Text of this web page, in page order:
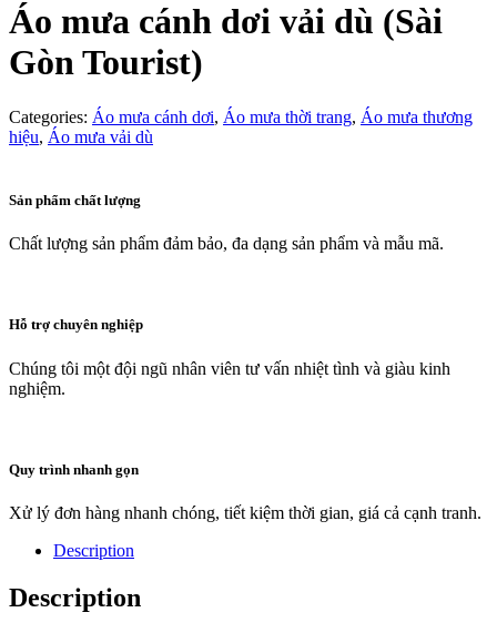
Áo mưa cánh dơi vải dù (Sài
Gòn Tourist)
Categories: Áo mưa cánh dơi, Áo mưa thời trang, Áo mưa thương
hiệu, Áo mưa vải dù
Sản phẩm chất lượng
Chất lượng sản phẩm đảm bảo, đa dạng sản phẩm và mẫu mã.
Hỗ trợ chuyên nghiệp
Chúng tôi một đội ngũ nhân viên tư vấn nhiệt tình và giàu kinh
nghiệm.
Quy trình nhanh gọn
Xử lý đơn hàng nhanh chóng, tiết kiệm thời gian, giá cả cạnh tranh.
Description
Description